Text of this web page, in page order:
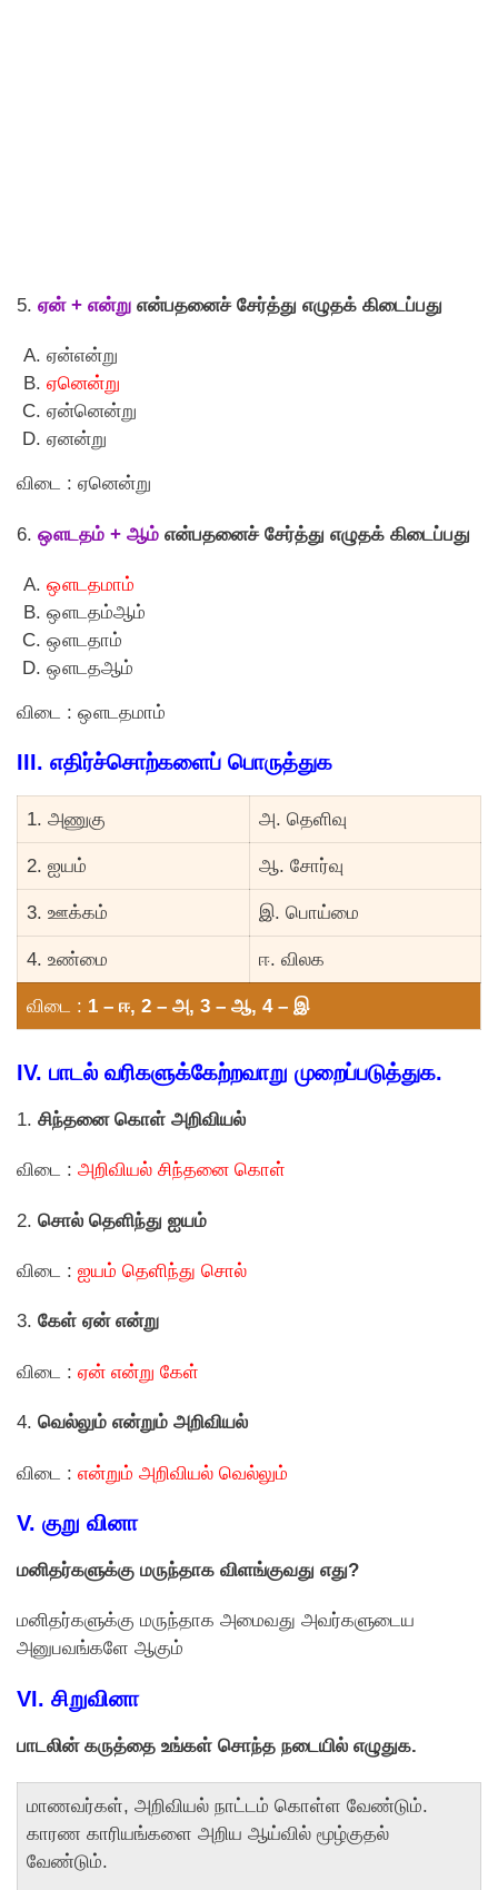
5. ஏன் + என்று என்பதனைச் சேர்த்து எழுதக் கிடைப்பது
ஏன்என்று
ஏனென்று
ஏன்னென்று
ஏனன்று
விடை : ஏனென்று
6. ஔடதம் + ஆம் என்பதனைச் சேர்த்து எழுதக் கிடைப்பது
ஔடதமாம்
ஔடதம்ஆம்
ஔடதாம்
ஔடதஆம்
விடை : ஔடதமாம்
III. எதிர்ச்சொற்களைப் பொருத்துக
1. அணுகு அ. தெளிவு
2. ஐயம் ஆ. சோர்வு
3. ஊக்கம் இ. பொய்மை
4. உண்மை ஈ. விலக
விடை : 1 – ஈ, 2 – அ, 3 – ஆ, 4 – இ
IV. பாடல் வரிகளுக்கேற்றவாறு முறைப்படுத்துக.
1. சிந்தனை கொள் அறிவியல்
விடை : அறிவியல் சிந்தனை கொள்
2. சொல் தெளிந்து ஐயம்
விடை : ஐயம் தெளிந்து சொல்
3. கேள் ஏன் என்று
விடை : ஏன் என்று கேள்
4. வெல்லும் என்றும் அறிவியல்
விடை : என்றும் அறிவியல் வெல்லும்
V. குறு வினா
மனிதர்களுக்கு மருந்தாக விளங்குவது எது?
மனிதர்களுக்கு மருந்தாக அமைவது அவர்களுடைய
அனுபவங்களே ஆகும்
VI. சிறுவினா
பாடலின் கருத்தை உங்கள் சொந்த நடையில் எழுதுக.
மாணவர்கள், அறிவியல் நாட்டம் கொள்ள வேண்டும்.
காரண காரியங்களை அறிய ஆய்வில் மூழ்குதல்
வேண்டும்.